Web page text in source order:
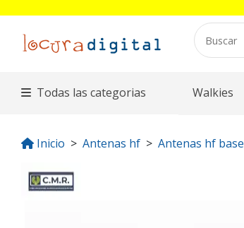
Todas las categorias Walkies
Inicio Antenas hf Antenas hf base